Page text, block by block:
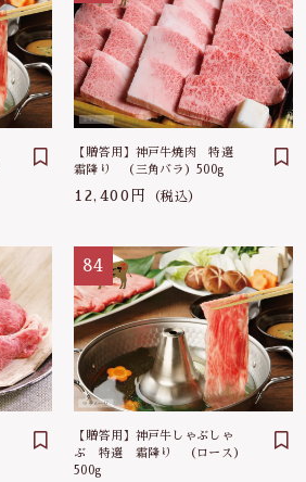
【贈答用】神戸牛焼肉 特選
霜降り （三角バラ）500g
12,400円 （税込）
84
【贈答用】神戸牛しゃぶしゃ
ぶ 特選 霜降り （ロース）
500g